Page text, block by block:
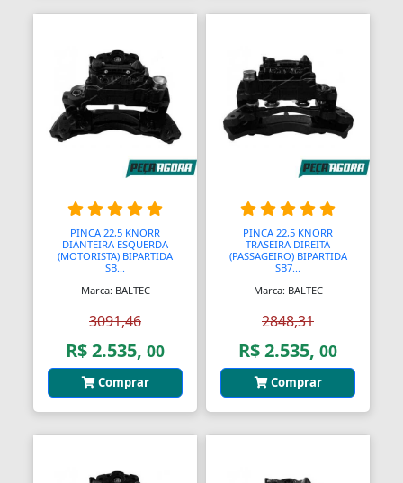
PINCA 22,5 KNORR
DIANTEIRA ESQUERDA
(MOTORISTA) BIPARTIDA
SB...
Marca: BALTEC
3091,46
R$ 2.535, 00
Comprar
PINCA 22,5 KNORR
TRASEIRA DIREITA
(PASSAGEIRO) BIPARTIDA
SB7...
Marca: BALTEC
2848,31
R$ 2.535, 00
Comprar